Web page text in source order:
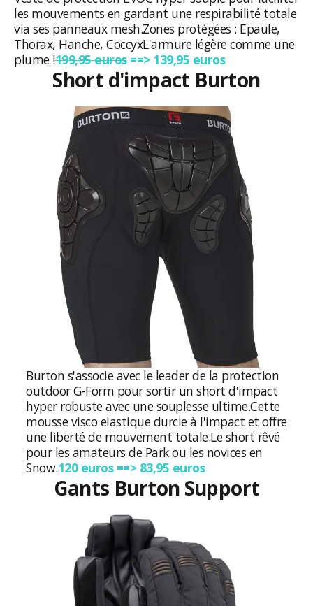
les mouvements en gardant une respirabilité totale
via ses panneaux mesh.Zones protégées : Epaule,
Thorax, Hanche, CoccyxL'armure légère comme une
plume !199,95 euros==> 139,95 euros
Short d'impact Burton
Burton s'associe avec le leader de la protection
outdoor G-Form pour sortir un short d'impact
hyper robuste avec une souplesse ultime.Cette
mousse visco elastique durcie à l'impact et offre
une liberté de mouvement totale.Le short rêvé
pour les amateurs de Park ou les novices en
Snow.120 euros ==> 83,95 euros
Gants Burton Support